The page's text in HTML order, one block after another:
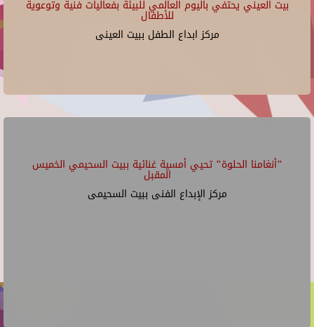
بيت العيني يحتفي باليوم العالمي للبيئة بفعاليات فنية وتوعوية
للأطفال
مركز ابداع الطفل ببيت العينى
"أنغامنا الحلوة" تحيي أمسية غنائية ببيت السحيمي الخميس
المقبل
مركز الإبداع الفنى ببيت السحيمى